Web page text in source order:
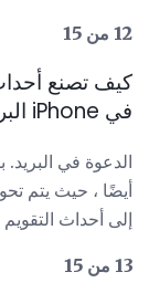
12 من 15
كيف تصنع
في iPhone البريد
أيضًا ، حيث يتم
إلى أحداث
13 من 15